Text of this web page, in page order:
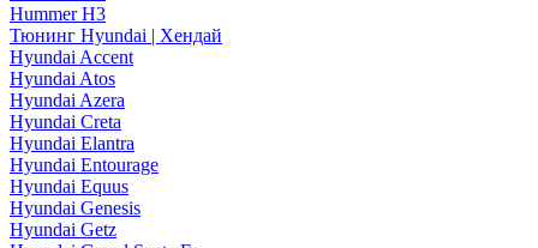
Hummer H3
Тюнинг Hyundai | Хендай
Hyundai Accent
Hyundai Atos
Hyundai Azera
Hyundai Creta
Hyundai Elantra
Hyundai Entourage
Hyundai Equus
Hyundai Genesis
Hyundai Getz